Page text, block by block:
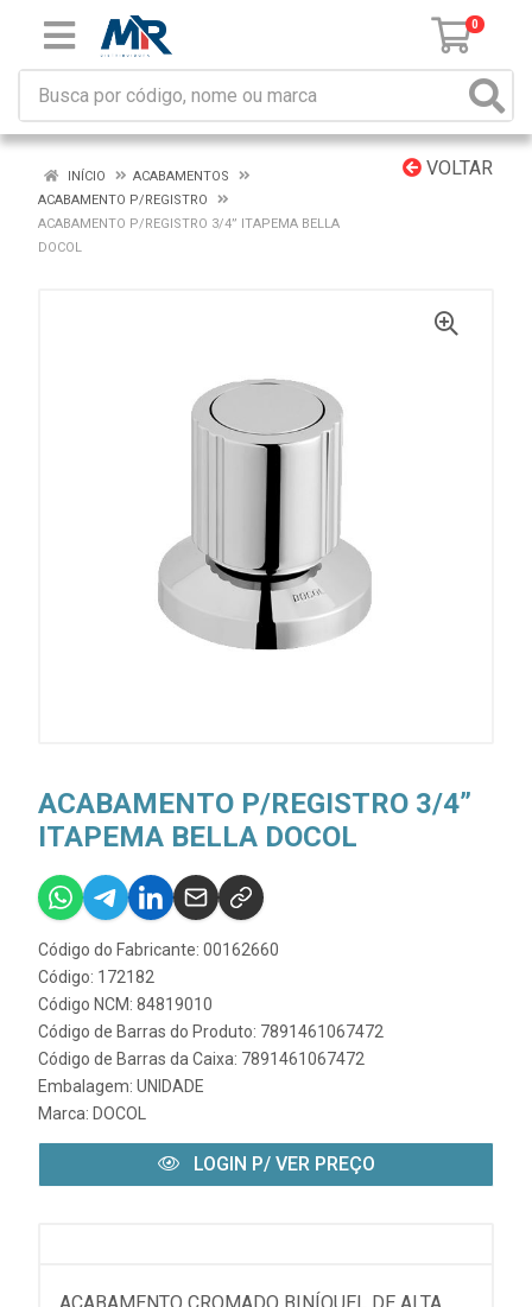
0
VOLTAR
INÍCIO
ACABAMENTOS
ACABAMENTO P/REGISTRO
ACABAMENTO P/REGISTRO 3/4” ITAPEMA BELLA
DOCOL
ACABAMENTO P/REGISTRO 3/4”
ITAPEMA BELLA DOCOL
Código do Fabricante: 00162660
Código: 172182
Código NCM: 84819010
Código de Barras do Produto: 7891461067472
Código de Barras da Caixa: 7891461067472
Embalagem: UNIDADE
Marca: DOCOL
LOGIN P/ VER PREÇO